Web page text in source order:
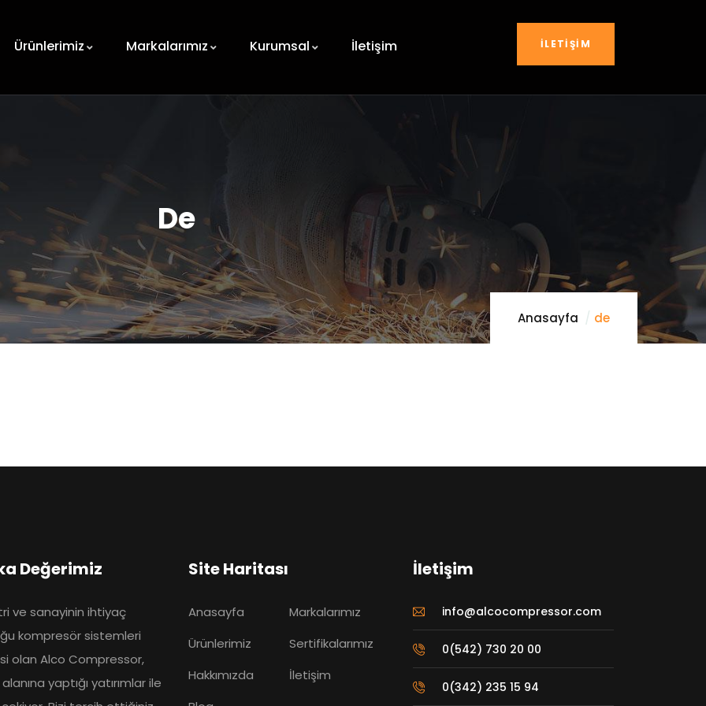
Ürünlerimiz Markalarımız Kurumsal İletişim İLETIŞIM
De
Anasayfa de
Değerimiz
ve sanayinin ihtiyaç
kompresör sistemleri
olan Alco Compressor,
yaptığı yatırımlar ile
Site Haritası
Anasayfa
Ürünlerimiz
Hakkımızda
Markalarımız
Sertifikalarımız
İletişim
İletişim
info@alcocompressor.com
0(542) 730 20 00
0(342) 235 15 94